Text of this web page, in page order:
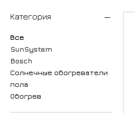
Категория
Все
SunSystem
Bosch
Солнечные обогреватели
пола
Обогрев